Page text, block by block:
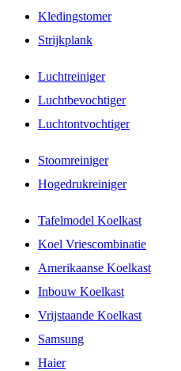
Kledingstomer
Strijkplank
Luchtreiniger
Luchtbevochtiger
Luchtontvochtiger
Stoomreiniger
Hogedrukreiniger
Tafelmodel Koelkast
Koel Vriescombinatie
Amerikaanse Koelkast
Inbouw Koelkast
Vrijstaande Koelkast
Samsung
Haier